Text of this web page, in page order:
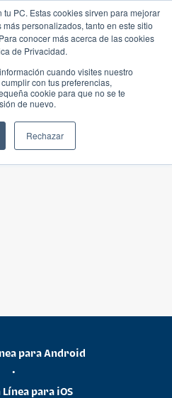
PC. Estas cookies sirven para mejorar
personalizados, tanto en este sitio
conocer más acerca de las cookies
de Privacidad.
cuando visites nuestro
con tus preferencias,
cookie para que no se te
de nuevo.
Rechazar
para Android
•
para iOS